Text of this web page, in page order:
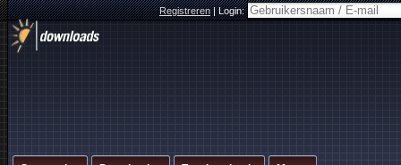
Registreren|Login: